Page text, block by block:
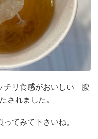
チリ食感がおいしい！腹
されました。
てみて下さいね。